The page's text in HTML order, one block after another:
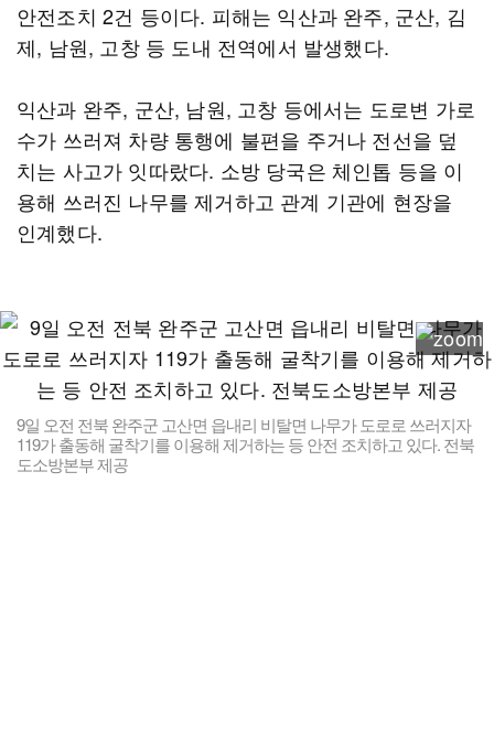
안전조치 2건 등이다. 피해는 익산과 완주, 군산, 김
제, 남원, 고창 등 도내 전역에서 발생했다.
익산과 완주, 군산, 남원, 고창 등에서는 도로변 가로
수가 쓰러져 차량 통행에 불편을 주거나 전선을 덮
치는 사고가 잇따랐다. 소방 당국은 체인톱 등을 이
용해 쓰러진 나무를 제거하고 관계 기관에 현장을
인계했다.
9일 오전 전북 완주군 고산면 읍내리 비탈면 나무가 도로로 쓰러지자
119가 출동해 굴착기를 이용해 제거하는 등 안전 조치하고 있다. 전북
도소방본부 제공